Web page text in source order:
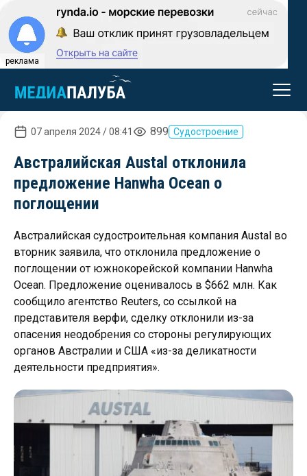
реклама
07 апреля 2024 / 08:41 899 Судостроение
Австралийская Austal отклонила
предложение Hanwha Ocean о
поглощении
Австралийская судостроительная компания Austal во
вторник заявила, что отклонила предложение о
поглощении от южнокорейской компании Hanwha
Ocean. Предложение оценивалось в $662 млн. Как
сообщило агентство Reuters, со ссылкой на
представителя верфи, сделку отклонили из-за
опасения неодобрения со стороны регулирующих
органов Австралии и США «из-за деликатности
деятельности предприятия».